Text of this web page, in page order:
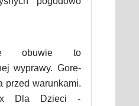
obuwie to
wyprawy. Gore-
przed warunkami.
Dla Dzieci -